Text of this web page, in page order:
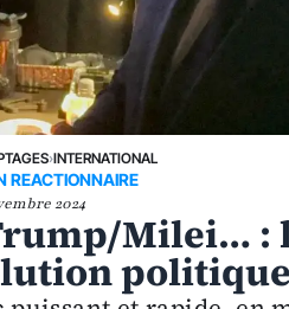
›INTERNATIONAL
REACTIONNAIRE
2024
Milei… :